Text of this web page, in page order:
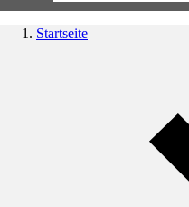
Startseite